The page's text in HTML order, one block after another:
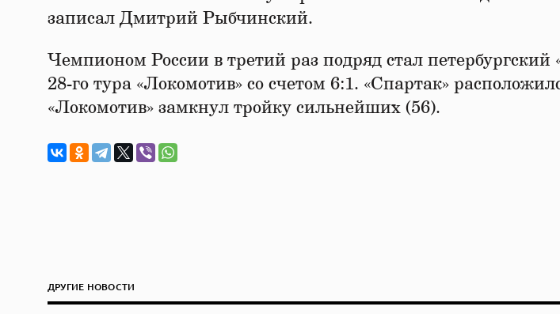
записал Дмитрий Рыбчинский.
Чемпионом России в третий раз подряд стал петербургский
28-го тура «Локомотив» со счетом 6:1. «Спартак»
«Локомотив» замкнул тройку сильнейших (56).
ДРУГИЕ НОВОСТИ